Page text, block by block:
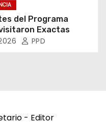
del Programa
Exactas
PPD
- Editor